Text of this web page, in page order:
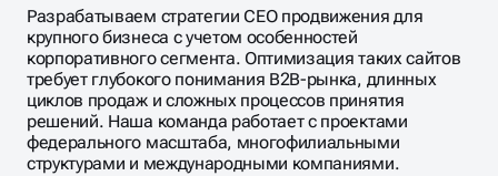
Разрабатываем стратегии СЕО продвижения для
крупного бизнеса с учетом особенностей
корпоративного сегмента. Оптимизация таких сайтов
требует глубокого понимания B2B-рынка, длинных
циклов продаж и сложных процессов принятия
решений. Наша команда работает с проектами
федерального масштаба, многофилиальными
структурами и международными компаниями.